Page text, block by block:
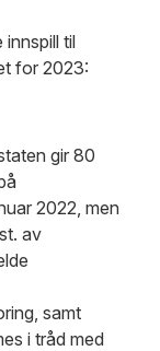
til
for 2023:
gir 80
2022, men
av
samt
i tråd med